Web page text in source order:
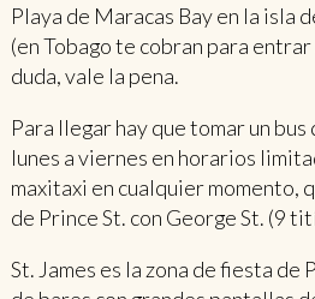
Playa de Maracas Bay en la isla
(en Tobago te cobran para entrar
duda, vale la pena.
Para llegar hay que tomar un
lunes a viernes en horarios
maxitaxi en cualquier momento,
de Prince St. con George St. (9
St. James es la zona de fiesta de